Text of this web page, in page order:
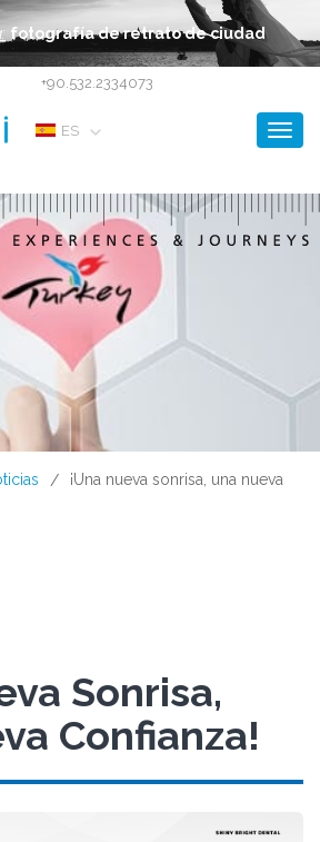
fotografía de retrato de ciudad
+90.532.2334073
ES
/
¡Una nueva sonrisa, una nueva
Sonrisa,
Confianza!